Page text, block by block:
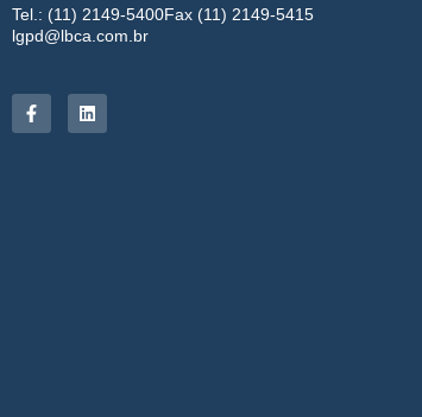
Tel.: (11) 2149-5400Fax (11) 2149-5415
lgpd@lbca.com.br